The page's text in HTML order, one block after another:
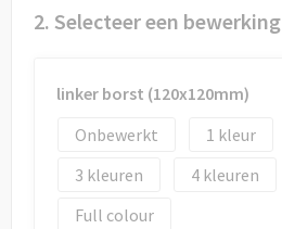
2. Selecteer een bewerking
linker borst (120x120mm)
Onbewerkt
1
3
4
Full colour